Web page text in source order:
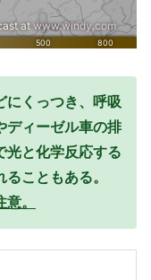
くっつき、呼吸
ディーゼル車の排
光と化学反応する
こともある。
。